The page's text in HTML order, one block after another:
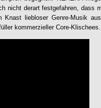
nicht derart festgefahren, dass
liebloser Genre-Musik
kommerzieller Core-Klischees.